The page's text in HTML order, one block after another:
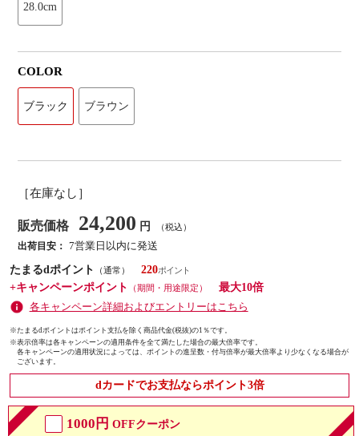
28.0cm
COLOR
ブラック ブラウン
［在庫なし］
販売価格 24,200 円 （税込）
出荷目安： 7営業日以内に発送
たまるdポイント
（通常）
220
+キャンペーンポイント
（期間・用途限定）
最大10倍
各キャンペーン詳細およびエントリーはこちら
※たまるdポイントはポイント支払を除く商品代金(税抜)の1％です。
※表示倍率は各キャンペーンの適用条件を全て満たした場合の最大倍率です。
各キャンペーンの適用状況によっては、ポイントの進呈数・付与倍率が最大倍率より少なくなる場合が
ございます。
dカードでお支払ならポイント3倍
1000円 OFFクーポン